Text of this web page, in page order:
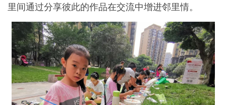
里间通过分享彼此的作品在交流中增进邻里情。